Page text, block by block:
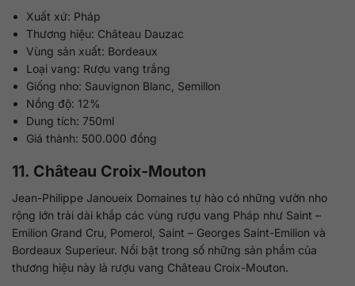
Xuất xứ: Pháp
Thương hiệu: Château Dauzac
Vùng sản xuất: Bordeaux
Loại vang: Rượu vang trắng
Giống nho: Sauvignon Blanc, Semillon
Nồng độ: 12%
Dung tích: 750ml
Giá thành: 500.000 đồng
11. Château Croix-Mouton
Jean-Philippe Janoueix Domaines tự hào có những vườn nho
rộng lớn trải dài khắp các vùng rượu vang Pháp như Saint –
Emilion Grand Cru, Pomerol, Saint – Georges Saint-Emilion và
Bordeaux Superieur. Nổi bật trong số những sản phẩm của
thương hiệu này là rượu vang Château Croix-Mouton.